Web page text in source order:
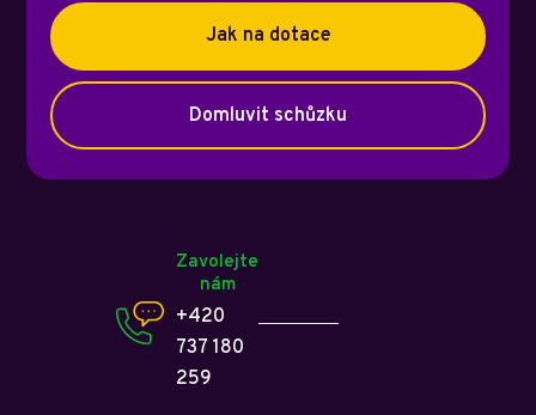
Jak na dotace
Domluvit schůzku
Zavolejte
nám
+420
737 180
259